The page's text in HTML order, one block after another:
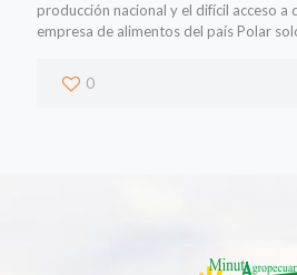
producción nacional y el difícil acceso a
empresa de alimentos del país Polar
0